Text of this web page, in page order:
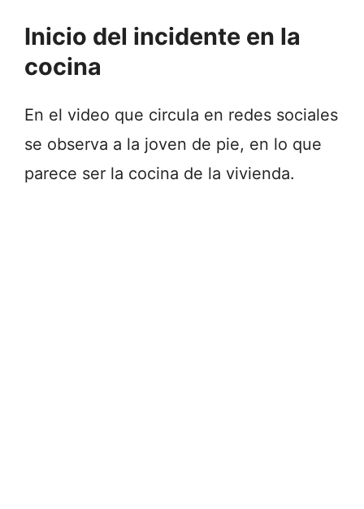
Inicio del incidente en la
cocina
En el video que circula en redes sociales
se observa a la joven de pie, en lo que
parece ser la cocina de la vivienda.